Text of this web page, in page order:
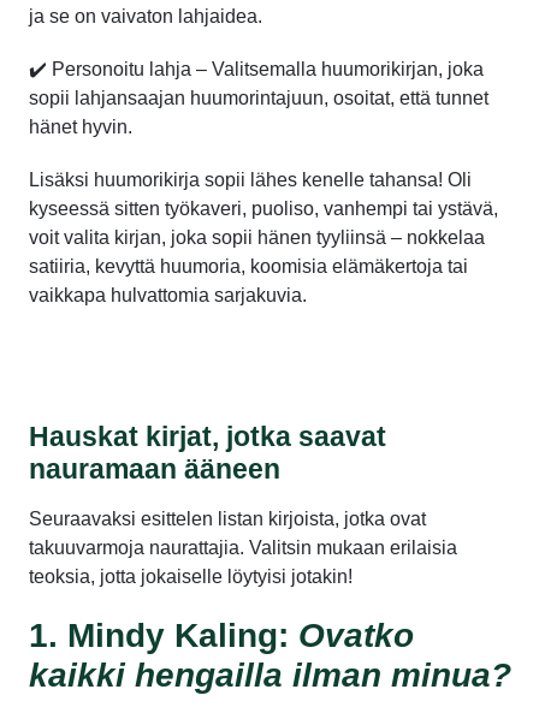
ja se on vaivaton lahjaidea.
✔️ Personoitu lahja – Valitsemalla huumorikirjan, joka
sopii lahjansaajan huumorintajuun, osoitat, että tunnet
hänet hyvin.
Lisäksi huumorikirja sopii lähes kenelle tahansa! Oli
kyseessä sitten työkaveri, puoliso, vanhempi tai ystävä,
voit valita kirjan, joka sopii hänen tyyliinsä – nokkelaa
satiiria, kevyttä huumoria, koomisia elämäkertoja tai
vaikkapa hulvattomia sarjakuvia.
Hauskat kirjat, jotka saavat
nauramaan ääneen
Seuraavaksi esittelen listan kirjoista, jotka ovat
takuuvarmoja naurattajia. Valitsin mukaan erilaisia
teoksia, jotta jokaiselle löytyisi jotakin!
1. Mindy Kaling: Ovatko
kaikki hengailla ilman minua?